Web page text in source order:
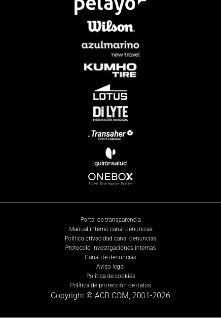
Portal de transparencia
Manual interno canal denuncias
Política privacidad canal denuncias
Protocolo investigaciones internas
Canal de denuncias
Aviso legal
Política de cookies
Política de protección de datos
Copyright © ACB.COM, 2001-2026